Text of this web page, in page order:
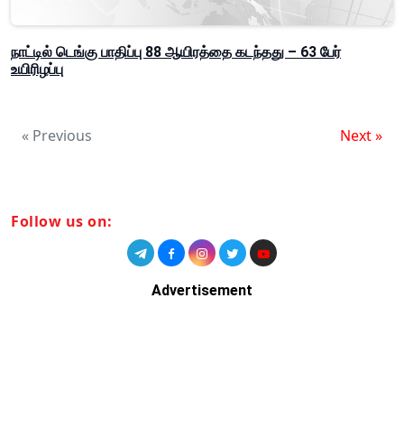
நாட்டில் டெங்கு பாதிப்பு 88 ஆயிரத்தை கடந்தது – 63 பேர்
உயிரிழப்பு
« Previous Next »
Follow us on:
Advertisement